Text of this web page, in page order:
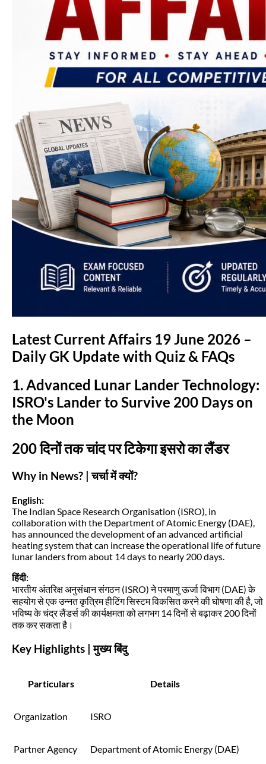
Latest Current Affairs 19 June 2026 –
Daily GK Update with Quiz & FAQs
1. Advanced Lunar Lander Technology:
ISRO's Lander to Survive 200 Days on
the Moon
200 दिनों तक चांद पर टिकेगा इसरो का लैंडर
Why in News? | चर्चा में क्यों?
English:
The Indian Space Research Organisation (ISRO), in
collaboration with the Department of Atomic Energy (DAE),
has announced the development of an advanced artificial
heating system that can increase the operational life of future
lunar landers from about 14 days to nearly 200 days.
हिंदी:
भारतीय अंतरिक्ष अनुसंधान संगठन (ISRO) ने परमाणु ऊर्जा विभाग (DAE) के
सहयोग से एक उन्नत कृत्रिम हीटिंग सिस्टम विकसित करने की घोषणा की है, जो
भविष्य के चंद्र लैंडर्स की कार्यक्षमता को लगभग 14 दिनों से बढ़ाकर 200 दिनों
तक कर सकता है।
Key Highlights | मुख्य बिंदु
Particulars Details
Organization ISRO
Partner Agency Department of Atomic Energy (DAE)